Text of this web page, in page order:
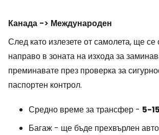
Канада -> Международен
След като излезете от самолета, ще се
направо в зоната на изхода за
преминавате през проверка за
паспортен контрол.
Средно време за трансфер - 5-15
Багаж - ще бъде прехвърлен